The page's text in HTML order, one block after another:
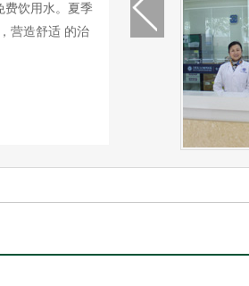
费饮用水。夏季
营造舒适 的治